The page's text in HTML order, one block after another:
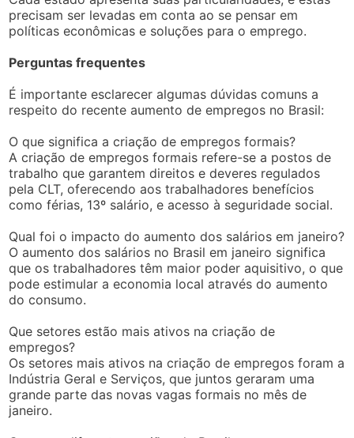
precisam ser levadas em conta ao se pensar em
políticas econômicas e soluções para o emprego.
Perguntas frequentes
É importante esclarecer algumas dúvidas comuns a
respeito do recente aumento de empregos no Brasil:
O que significa a criação de empregos formais?
A criação de empregos formais refere-se a postos de
trabalho que garantem direitos e deveres regulados
pela CLT, oferecendo aos trabalhadores benefícios
como férias, 13º salário, e acesso à seguridade social.
Qual foi o impacto do aumento dos salários em janeiro?
O aumento dos salários no Brasil em janeiro significa
que os trabalhadores têm maior poder aquisitivo, o que
pode estimular a economia local através do aumento
do consumo.
Que setores estão mais ativos na criação de
empregos?
Os setores mais ativos na criação de empregos foram a
Indústria Geral e Serviços, que juntos geraram uma
grande parte das novas vagas formais no mês de
janeiro.